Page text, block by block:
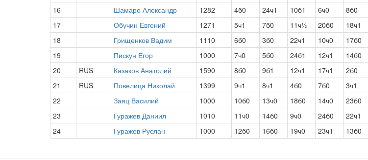
16
Шамаро Александр 1282 4б0 24ч1 10б1 6ч0 8б0
17
Обучин Евгений 1271 5ч1 7б0 11ч½ 20б0 18ч1
18
Грищенков Вадим 1110 6б0 3б0 22ч1 10ч0 17б0
19
Пискун Егор 1000 7ч0 5б0 24б1 12ч1 14б0
20
RUS Казаков Анатолий 1590 8б0 9б1 12ч1 17ч1 2б0
21
RUS Повелица Николай 1399 9ч1 8ч1 4б0 7б0 3ч1
22
Заяц Василий 1000 10б0 13ч0 18б0 14ч0 23б0
23
Гуражев Даниил 1010 11ч0 14б0 9ч0 24б0 22ч1
24
Гуражев Руслан 1000 12б0 16б0 19ч0 23ч1 13б0